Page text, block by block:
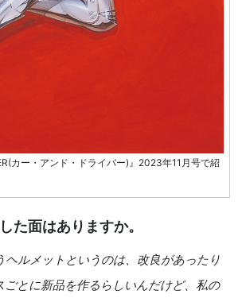
カー・アンド・ドライバー)』2023年11月号で紹
た面はありますか。
ヘルメットというのは、改良があったり
ごとに新品を作るらしいんだけど、私の